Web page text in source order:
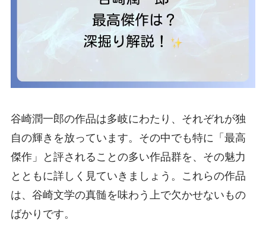
谷崎潤一郎の作品は多岐にわたり、それぞれが独
自の輝きを放っています。その中でも特に「最高
傑作」と評されることの多い作品群を、その魅力
とともに詳しく見ていきましょう。これらの作品
は、谷崎文学の真髄を味わう上で欠かせないもの
ばかりです。